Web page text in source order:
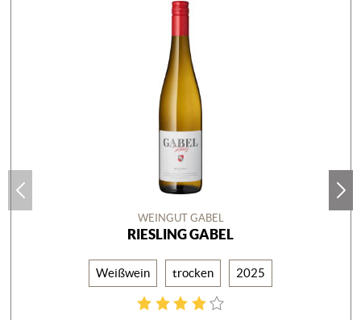
WEINGUT GABEL
RIESLING GABEL
Weißwein trocken 2025